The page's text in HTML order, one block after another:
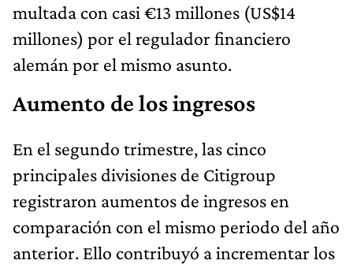
multada con casi €13 millones (US$14
millones) por el regulador financiero
alemán por el mismo asunto.
Aumento de los ingresos
En el segundo trimestre, las cinco
principales divisiones de Citigroup
registraron aumentos de ingresos en
comparación con el mismo periodo del año
anterior. Ello contribuyó a incrementar los